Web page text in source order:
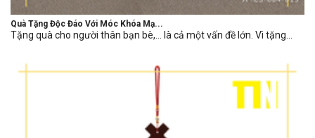
Quà Tặng Độc Đáo Với Móc Khóa Mạ...
Tặng quà cho người thân bạn bè,… là cả một vấn đề lớn. Vì tặng...